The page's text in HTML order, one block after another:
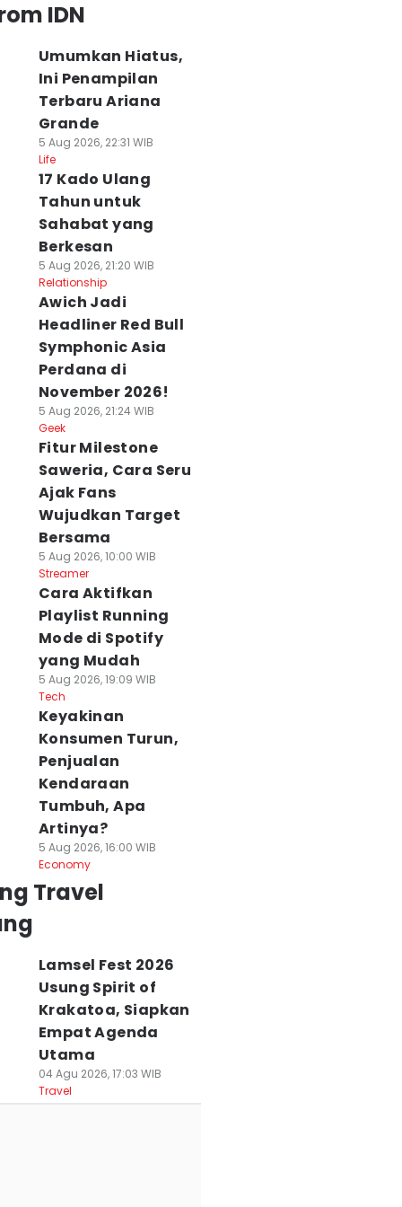
IDN
Umumkan Hiatus,
Ini Penampilan
Terbaru Ariana
Grande
5 Aug 2026, 22:31 WIB
Life
17 Kado Ulang
Tahun untuk
Sahabat yang
Berkesan
5 Aug 2026, 21:20 WIB
Relationship
Awich Jadi
Headliner Red Bull
Symphonic Asia
Perdana di
November 2026!
5 Aug 2026, 21:24 WIB
Geek
Fitur Milestone
Saweria, Cara Seru
Ajak Fans
Wujudkan Target
Bersama
5 Aug 2026, 10:00 WIB
Streamer
Cara Aktifkan
Playlist Running
Mode di Spotify
yang Mudah
5 Aug 2026, 19:09 WIB
Tech
Keyakinan
Konsumen Turun,
Penjualan
Kendaraan
Tumbuh, Apa
Artinya?
5 Aug 2026, 16:00 WIB
Economy
Travel
Lamsel Fest 2026
Usung Spirit of
Krakatoa, Siapkan
Empat Agenda
Utama
04 Agu 2026, 17:03 WIB
Travel